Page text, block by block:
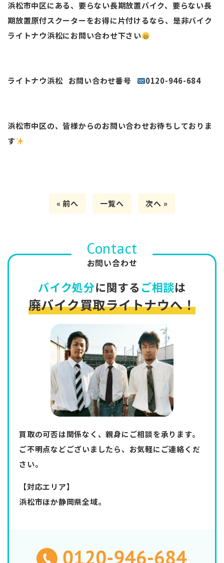
浜松市中区にある、要らない長期放置バイク、要らない長
期放置原付スクーターをお得に片付けるなら、是非バイク
ライトナウ浜松にお問い合わせ下さい
ライトナウ浜松 お問い合わせ番号 0120-946-684
浜松市中区の、皆様からのお問い合わせお待ちしておりま
す
« 前へ 一覧へ 次へ »
Contact
お問い合わせ
バイク処分に関する ご相談は
廃バイク買取ライトナウへ！
買取の可否は関係なく、親身にご相談を承ります。
ご不明点などございましたら、お気軽にご連絡くだ
さい。
【対応エリア】
浜松市ほか静岡県全域。